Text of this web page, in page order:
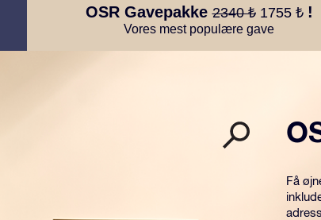
OSR Gavepakke2340 ₺ 1755 ₺ !
Vores mest populære gave
Få